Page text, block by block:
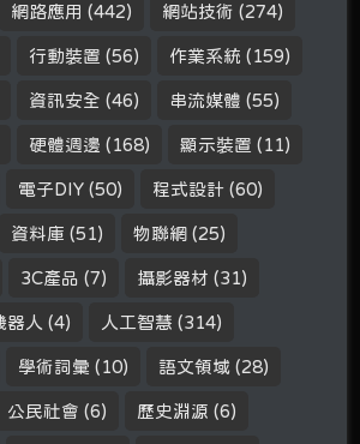
網路應用 (442) 網站技術 (274)
行動裝置 (56) 作業系統 (159)
資訊安全 (46) 串流媒體 (55)
硬體週邊 (168) 顯示裝置 (11)
電子DIY (50) 程式設計 (60)
資料庫 (51) 物聯網 (25)
3C產品 (7) 攝影器材 (31)
器人 (4) 人工智慧 (314)
學術詞彙 (10) 語文領域 (28)
公民社會 (6) 歷史淵源 (6)